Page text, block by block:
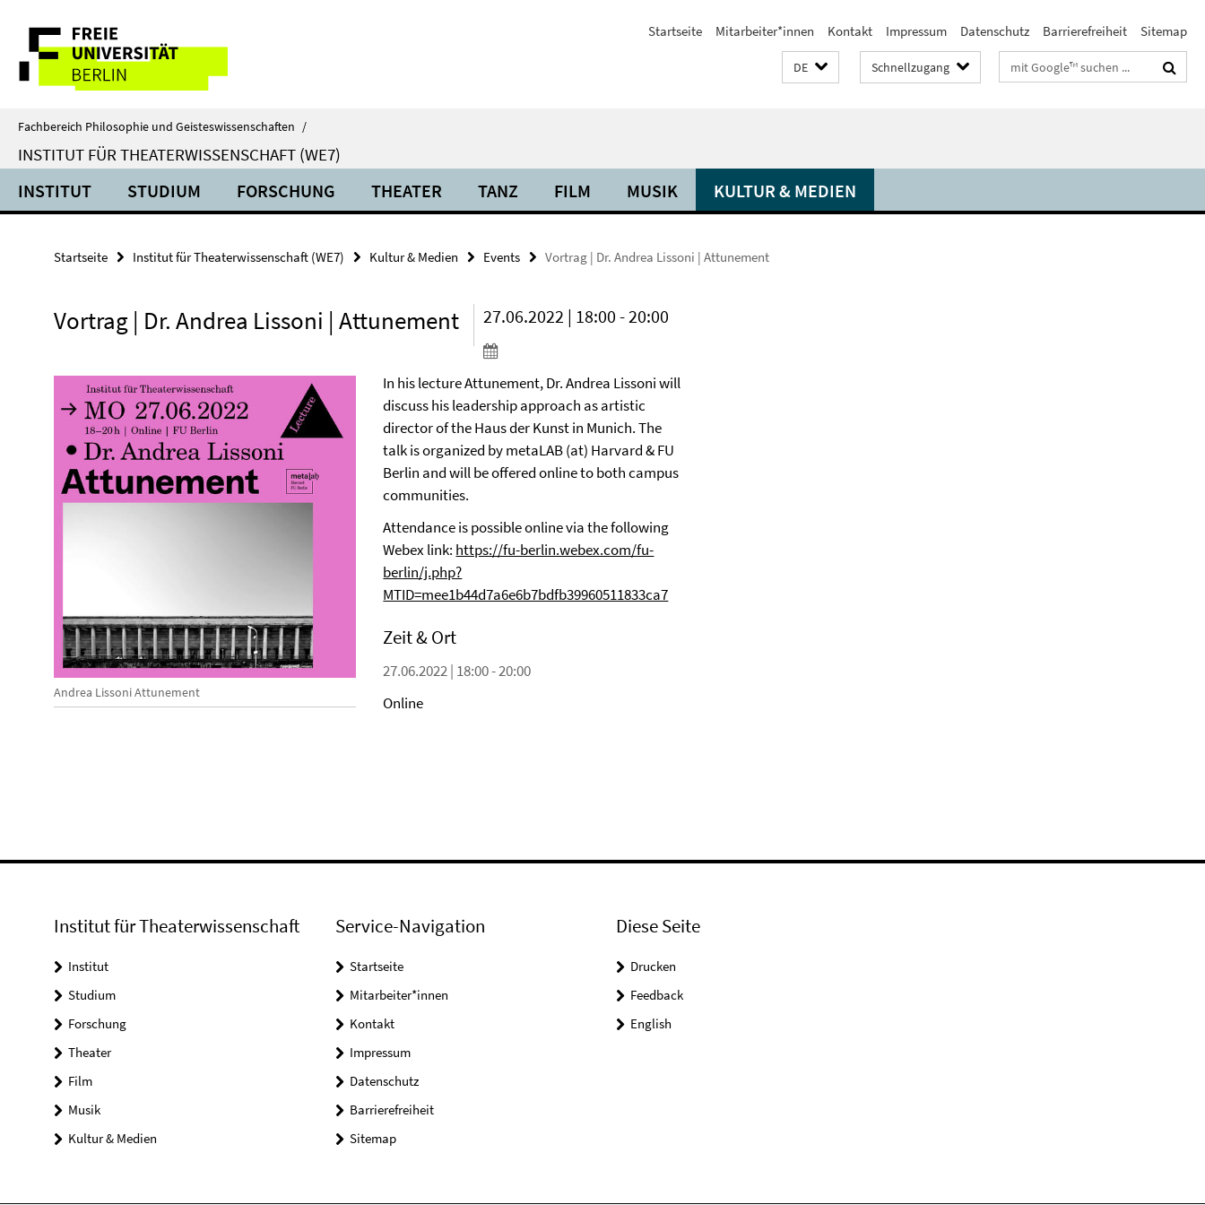
direkt
Inhalt
Service-
Navigation
Startseite Mitarbeiter*innen Kontakt Impressum Datenschutz Barrierefreiheit Sitemap
DE Schnellzugang Suchbegriffe
Fachbereich Philosophie und Geisteswissenschaften /
INSTITUT FÜR THEATERWISSENSCHAFT (WE7)
INSTITUT STUDIUM FORSCHUNG THEATER TANZ FILM MUSIK KULTUR & MEDIEN
Startseite Institut für Theaterwissenschaft (WE7) Kultur & Medien Events Vortrag | Dr. Andrea Lissoni | Attunement
Vortrag | Dr. Andrea Lissoni | Attunement 27.06.2022 | 18:00 - 20:00
Andrea Lissoni Attunement
In his lecture Attunement, Dr. Andrea Lissoni will
discuss his leadership approach as artistic
director of the Haus der Kunst in Munich. The
talk is organized by metaLAB (at) Harvard & FU
Berlin and will be offered online to both campus
communities.
Attendance is possible online via the following
Webex link: https://fu-berlin.webex.com/fu-
berlin/j.php?
MTID=mee1b44d7a6e6b7bdfb39960511833ca7
Zeit & Ort
27.06.2022 | 18:00 - 20:00
Online
Institut für Theaterwissenschaft
Institut
Studium
Forschung
Theater
Film
Musik
Kultur & Medien
Service-Navigation
Startseite
Mitarbeiter*innen
Kontakt
Impressum
Datenschutz
Barrierefreiheit
Sitemap
Diese Seite
Drucken
Feedback
English